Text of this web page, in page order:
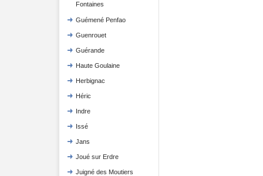
Fontaines
Guémené Penfao
Guenrouet
Guérande
Haute Goulaine
Herbignac
Héric
Indre
Issé
Jans
Joué sur Erdre
Juigné des Moutiers